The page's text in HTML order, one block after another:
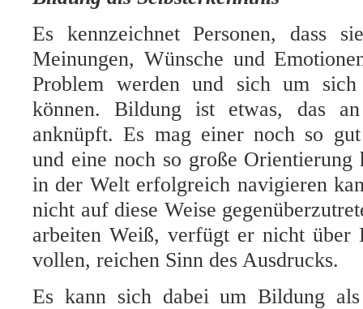
Es kennzeichnet Personen, dass
Meinungen, Wünsche und
Problem werden und sich um sich
können. Bildung ist etwas, das
anknüpft. Es mag einer noch so
und eine noch so große Orientierung
in der Welt erfolgreich navigieren
nicht auf diese Weise
arbeiten Weiß, verfügt er nicht über
vollen, reichen Sinn des Ausdrucks.
Es kann sich dabei um Bildung als